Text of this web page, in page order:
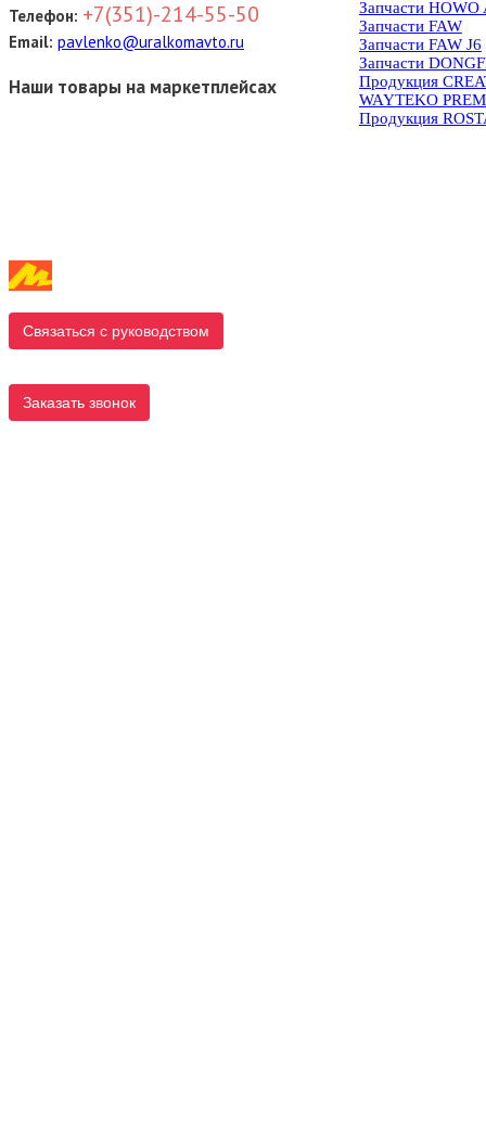
Телефон: +7(351)-214-55-50
Email: pavlenko@uralkomavto.ru
Наши товары на маркетплейсах
Связаться с руководством
Заказать звонок
Запчасти HOWO
Запчасти FAW
Запчасти FAW J6
Запчасти
Продукция
WAYTEKO
Продукция